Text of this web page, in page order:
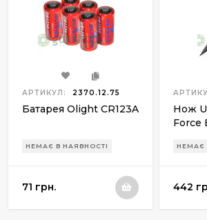
АРТИКУЛ: 2370.12.75
Батарея Olight CR123A
НЕМАЄ В НАЯВНОСТІ
71 грн.
Нож
Force
НЕМАЄ
442